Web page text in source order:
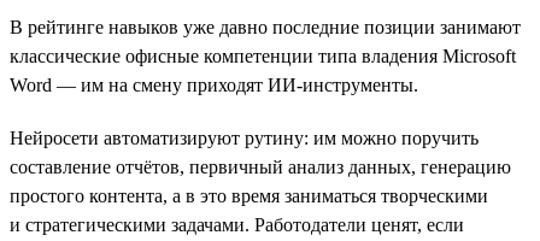
В рейтинге навыков уже давно последние позиции занимают
классические офисные компетенции типа владения Microsoft
Word — им на смену приходят ИИ-инструменты.
Нейросети автоматизируют рутину: им можно поручить
составление отчётов, первичный анализ данных, генерацию
простого контента, а в это время заниматься творческими
и стратегическими задачами. Работодатели ценят, если